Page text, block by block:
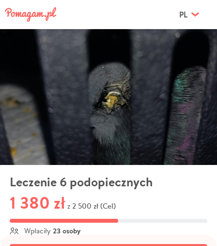
PL
Leczenie 6 podopiecznych
1 380 zł z 2 500 zł (Cel)
Wpłaciły 23 osoby